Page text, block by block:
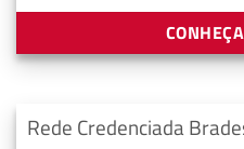
Rede Credenciada